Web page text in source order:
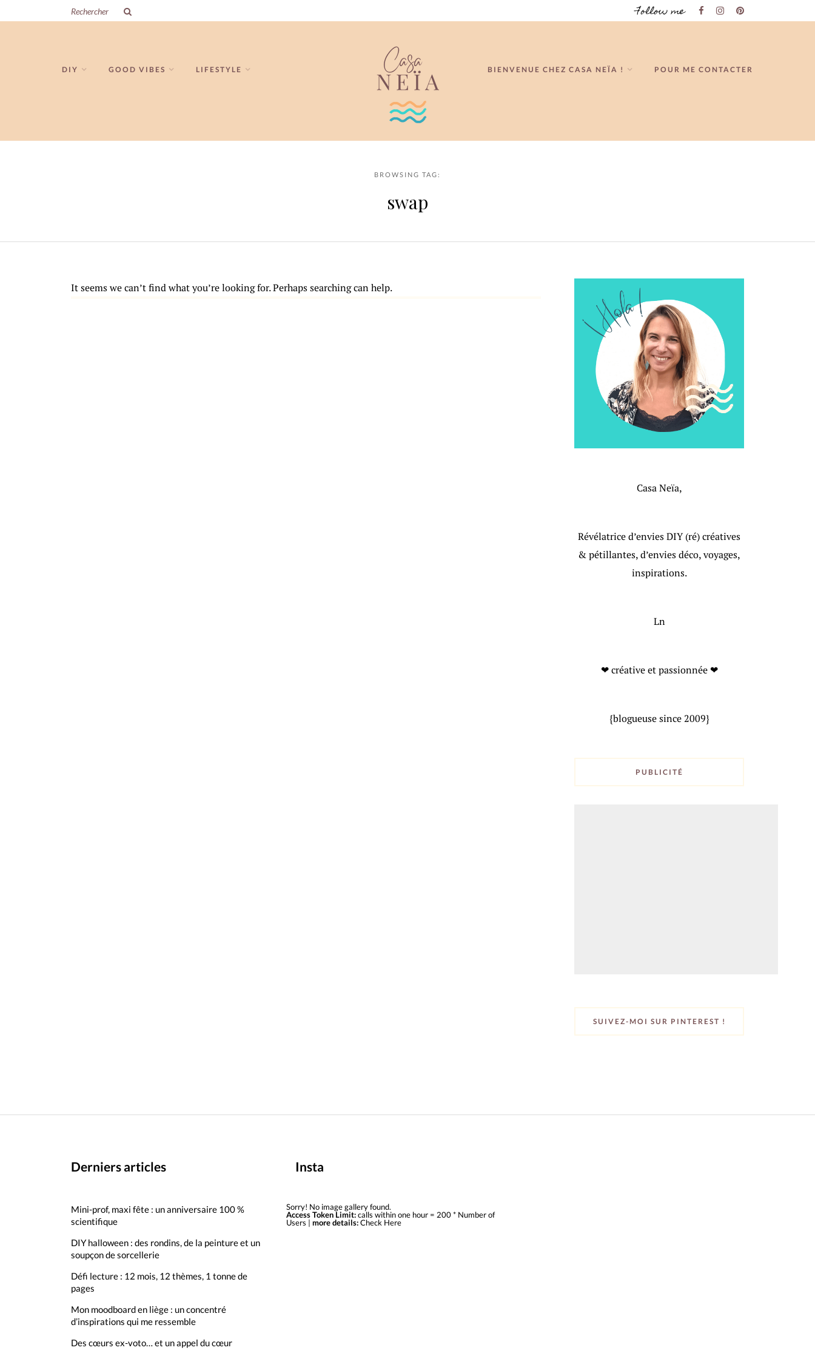
Follow me
DIY GOOD VIBES LIFESTYLE BIENVENUE CHEZ CASA NEÏA ! POUR ME CONTACTER
BROWSING TAG:
swap
It seems we can’t find what you’re looking for. Perhaps searching can help.
Casa Neïa,
Révélatrice d’envies DIY (ré) créatives
& pétillantes, d’envies déco, voyages,
inspirations.
Ln
❤ créative et passionnée ❤
{blogueuse since 2009}
PUBLICITÉ
SUIVEZ-MOI SUR PINTEREST !
Derniers articles
Mini-prof, maxi fête : un anniversaire 100 %
scientifique
DIY halloween : des rondins, de la peinture et un
soupçon de sorcellerie
Défi lecture : 12 mois, 12 thèmes, 1 tonne de
pages
Mon moodboard en liège : un concentré
d’inspirations qui me ressemble
Des cœurs ex-voto… et un appel du cœur
Insta
Sorry! No image gallery found.
Access Token Limit:calls within one hour = 200 * Number of
Users | more details: Check Here